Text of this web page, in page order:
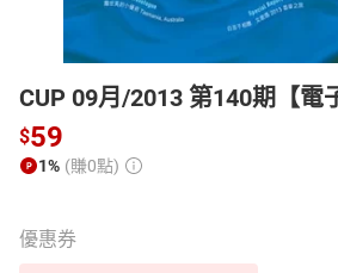
CUP 09月/2013 第140期【電
$59
1% (賺0點)
優惠券